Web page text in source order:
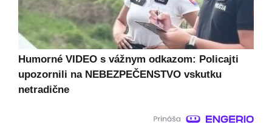
Humorné VIDEO s vážnym odkazom: Policajti
upozornili na NEBEZPEČENSTVO vskutku
netradične